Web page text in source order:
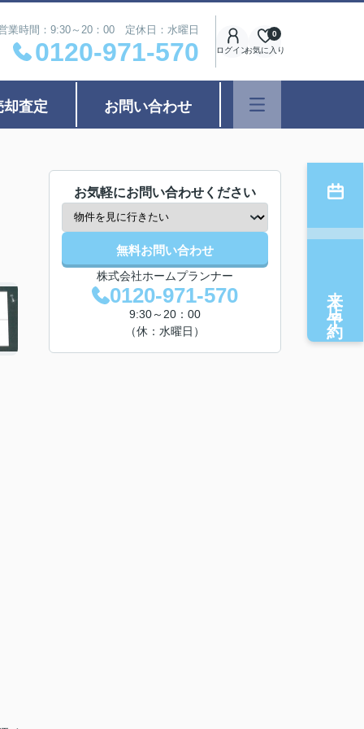
業時間：9:30～20：00 定休日：水曜日
0120-971-570 ログインお気に入り
0
却査定 お問い合わせ
お気軽にお問い合わせください
無料お問い合わせ
株式会社ホームプランナー
0120-971-570
9:30～20：00
（休：水曜日）
来店予約